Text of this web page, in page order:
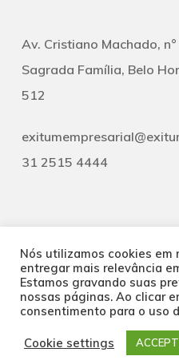
Av. Cristiano Machado,
Sagrada Família, Belo
512
31 2515 4444
© 2026 Exitum Empresarial.
Nós utilizamos cookies
entregar mais relevância
Estamos gravando suas
nossas páginas. Ao clicar
consentimento para o uso
Cookie settings ACCEPT